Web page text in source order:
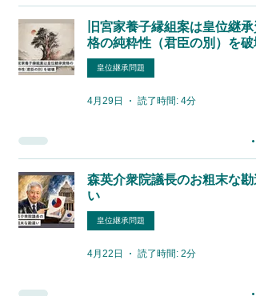
旧宮家養子縁組案は皇位継承
格の純粋性（君臣の別）を破
皇位継承問題
4月29日 読了時間: 4分
森英介衆院議長のお粗末な勘
い
皇位継承問題
4月22日 読了時間: 2分